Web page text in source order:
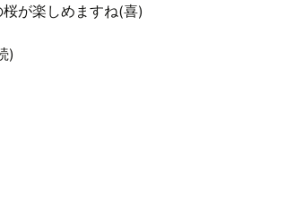
が楽しめますね(喜)
)